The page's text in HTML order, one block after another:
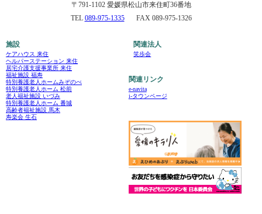
〒791-1102 愛媛県松山市来住町36番地
TEL 089-975-1335 FAX 089-975-1326
施設
ケアハウス 来住
ヘルパーステーション 来住
居宅介護支援事業所 来住
福祉施設 福寿
特別養護老人ホームみぞのべ
特別養護老人ホーム 松前
老人福祉施設 いづみ
特別養護老人ホーム 番城
高齢者福祉施設 馬木
寿楽会 生石
関連法人
笑歩会
関連リンク
e-navita
i-タウンページ